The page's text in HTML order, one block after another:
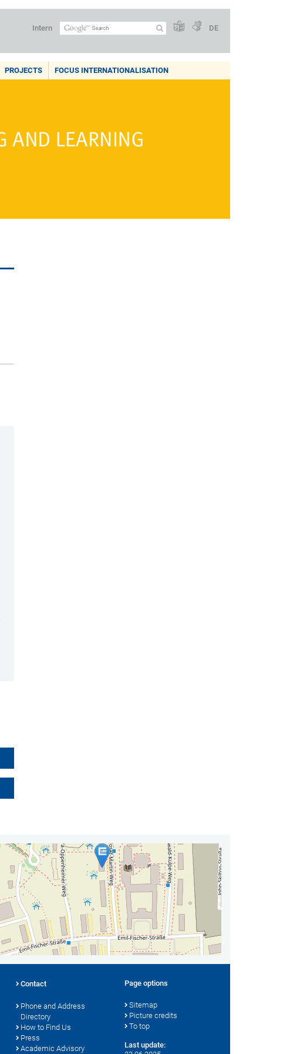
Intern DE
PROJECTS FOCUS INTERNATIONALISATION
Contact
Phone and Address
Directory
How to Find Us
Press
Academic Advisory
Page options
Sitemap
Picture credits
To top
Last update: